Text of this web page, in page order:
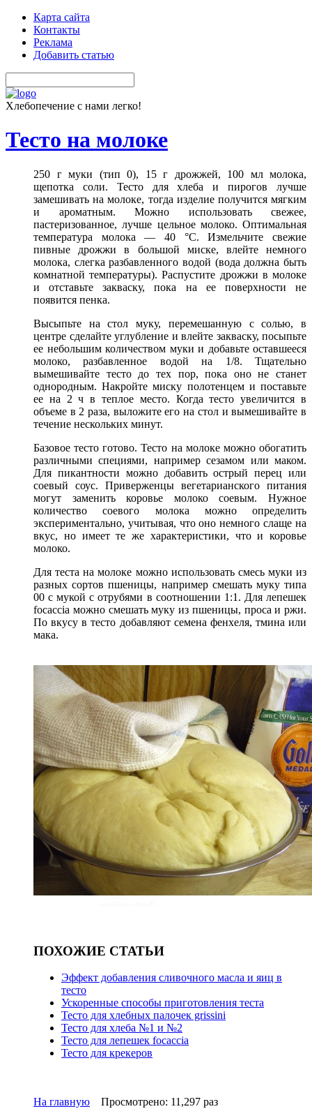
Карта сайта
Контакты
Реклама
Добавить статью
Хлебопечение с нами легко!
Тесто на молоке
250 г муки (тип 0), 15 г дрожжей, 100 мл молока,
щепотка соли. Тесто для хлеба и пирогов лучше
замешивать на молоке, тогда изделие получится мягким
и ароматным. Можно использовать свежее,
пастеризованное, лучше цельное молоко. Оптимальная
температура молока — 40 °С. Измельчите свежие
пивные дрожжи в большой миске, влейте немного
молока, слегка разбавленного водой (вода должна быть
комнатной температуры). Распустите дрожжи в молоке
и отставьте закваску, пока на ее поверхности не
появится пенка.
Высыпьте на стол муку, перемешанную с солью, в
центре сделайте углубление и влейте закваску, посыпьте
ее небольшим количеством муки и добавьте оставшееся
молоко, разбавленное водой на 1/8. Тщательно
вымешивайте тесто до тех пор, пока оно не станет
однородным. Накройте миску полотенцем и поставьте
ее на 2 ч в теплое место. Когда тесто увеличится в
объеме в 2 раза, выложите его на стол и вымешивайте в
течение нескольких минут.
Базовое тесто готово. Тесто на молоке можно обогатить
различными специями, например сезамом или маком.
Для пикантности можно добавить острый перец или
соевый соус. Приверженцы вегетарианского питания
могут заменить коровье молоко соевым. Нужное
количество соевого молока можно определить
экспериментально, учитывая, что оно немного слаще на
вкус, но имеет те же характеристики, что и коровье
молоко.
Для теста на молоке можно использовать смесь муки из
разных сортов пшеницы, например смешать муку типа
00 с мукой с отрубями в соотношении 1:1. Для лепешек
focaccia можно смешать муку из пшеницы, проса и ржи.
По вкусу в тесто добавляют семена фенхеля, тмина или
мака.
ПОХОЖИЕ СТАТЬИ
Эффект добавления сливочного масла и яиц в
тесто
Ускоренные способы приготовления теста
Тесто для хлебных палочек grissini
Тесто для хлеба №1 и №2
Тесто для лепешек focaccia
Тесто для крекеров
На главную Просмотрено: 11,297 раз